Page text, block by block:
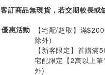
客訂商品無現貨，若交期較長或
優惠活動
【宅配/超取】滿
除外)
【新客限定】首購
宅配限定【2萬以上
外)